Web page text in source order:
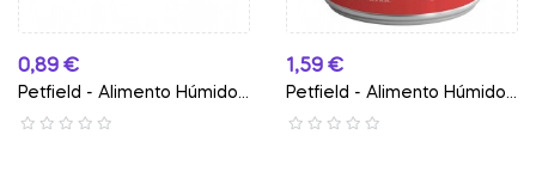
Preço
0,89 €
Petfield - Alimento Húmido...
Preço
1,59 €
Petfield - Alimento Húmido...